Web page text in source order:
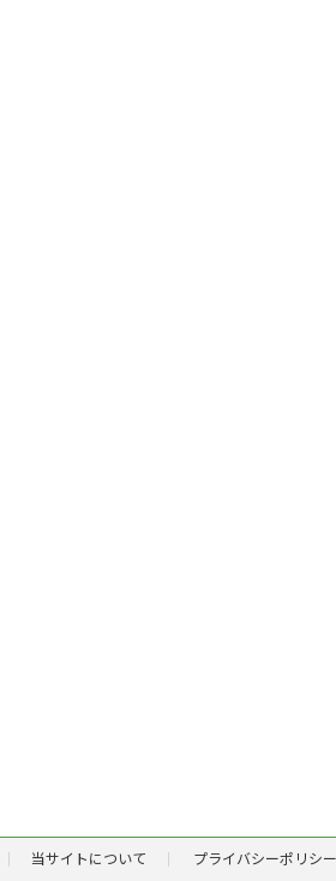
当サイトについて プライバシーポリシー